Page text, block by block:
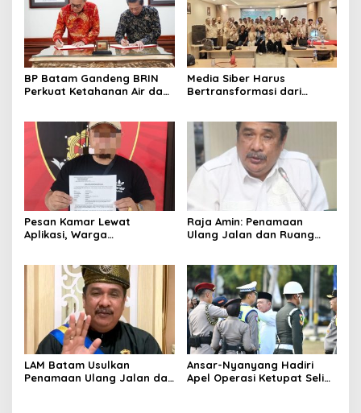
BP Batam Gandeng BRIN
Perkuat Ketahanan Air dan
Media Siber Harus
Bertransformasi dari
Pesan Kamar Lewat
Aplikasi, Warga
Raja Amin: Penamaan
Ulang Jalan dan Ruang
LAM Batam Usulkan
Penamaan Ulang Jalan dan
Ansar-Nyanyang Hadiri
Apel Operasi Ketupat Seligi